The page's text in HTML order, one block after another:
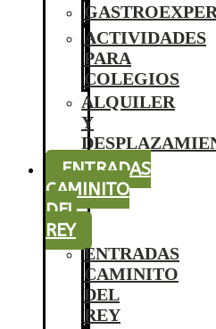
ACTIVIDADES
PARA
COLEGIOS
ALQUILER
Y
ENTRADAS
CAMINITO
DEL
REY
ENTRADAS
CAMINITO
DEL
REY